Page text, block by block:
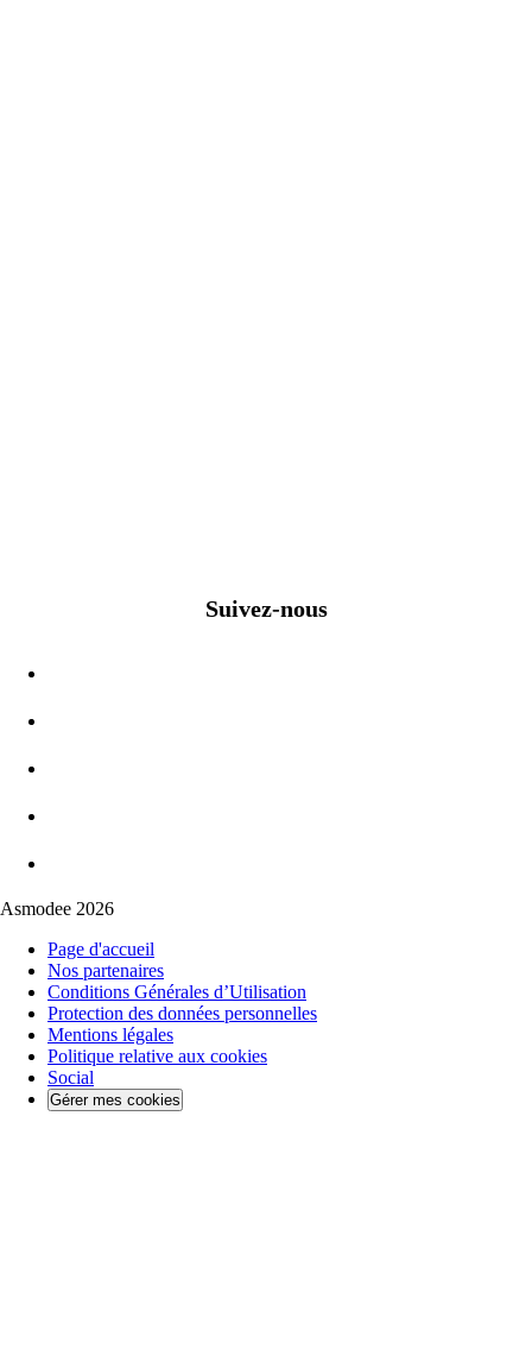
Suivez-nous
Asmodee 2026
Page d'accueil
Nos partenaires
Conditions Générales d’Utilisation
Protection des données personnelles
Mentions légales
Politique relative aux cookies
Social
Gérer mes cookies